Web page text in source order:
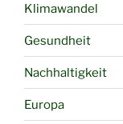
Klimawandel
Gesundheit
Nachhaltigkeit
Europa